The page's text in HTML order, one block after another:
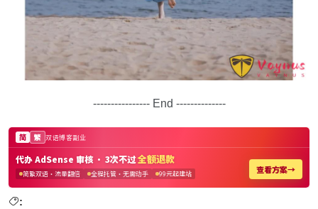
---------------- End --------------
: